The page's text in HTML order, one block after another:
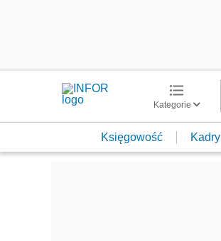
Kategorie
Księgowość Kadry